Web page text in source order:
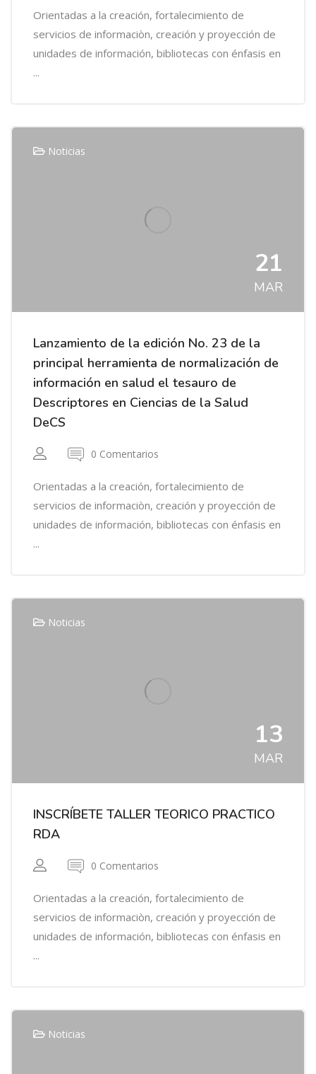
Orientadas a la creación, fortalecimiento de
servicios de informaciòn, creación y proyección de
unidades de información, bibliotecas con énfasis en
...
Noticias
21
MAR
Lanzamiento de la edición No. 23 de la
principal herramienta de normalización de
información en salud el tesauro de
Descriptores en Ciencias de la Salud
DeCS
0 Comentarios
Orientadas a la creación, fortalecimiento de
servicios de informaciòn, creación y proyección de
unidades de información, bibliotecas con énfasis en
...
Noticias
13
MAR
INSCRÍBETE TALLER TEORICO PRACTICO
RDA
0 Comentarios
Orientadas a la creación, fortalecimiento de
servicios de informaciòn, creación y proyección de
unidades de información, bibliotecas con énfasis en
...
Noticias